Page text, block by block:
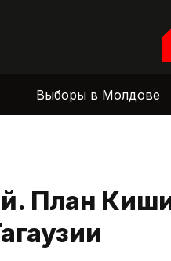
Выборы в Молдове
План